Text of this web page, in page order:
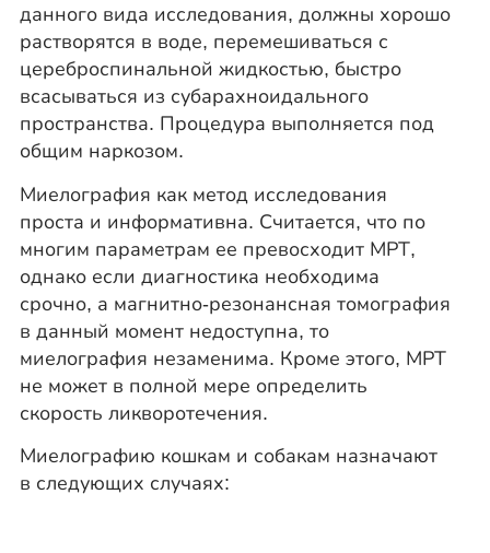
данного вида исследования, должны хорошо
растворятся в воде, перемешиваться с
цереброспинальной жидкостью, быстро
всасываться из субарахноидального
пространства. Процедура выполняется под
общим наркозом.
Миелография как метод исследования
проста и информативна. Считается, что по
многим параметрам ее превосходит МРТ,
однако если диагностика необходима
срочно, а магнитно-резонансная томография
в данный момент недоступна, то
миелография незаменима. Кроме этого, МРТ
не может в полной мере определить
скорость ликворотечения.
Миелографию кошкам и собакам назначают
в следующих случаях: